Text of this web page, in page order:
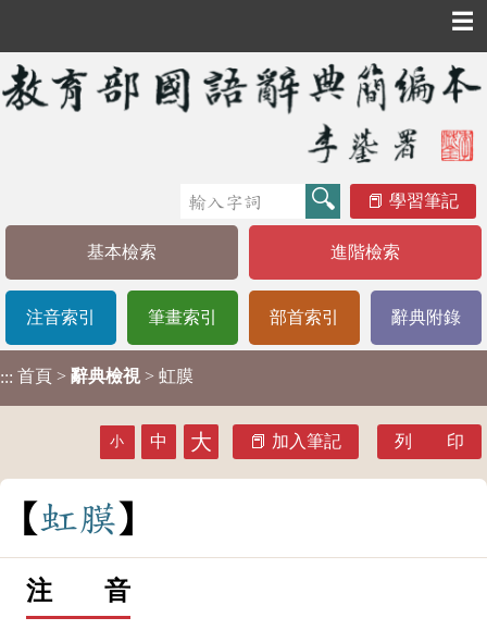
☰
學習筆記
基本檢索 進階檢索
注音索引 筆畫索引 部首索引 辭典附錄
::: 首頁 > 辭典檢視 > 虹膜
小 中 大 加入筆記 列 印
虹膜
注 音